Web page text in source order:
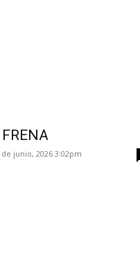
de junio, 2026 3:02pm